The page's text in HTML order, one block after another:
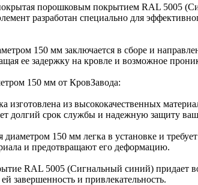
порошковым покрытием RAL 5005
разработан специально для
150 мм заключается в сборе и
ее задержку на кровле и возможное
150 мм от КровЗавода:
изготовлена из высококачественных
долгий срок службы и надежную защиту
диаметром 150 мм легка в установке и
и предотвращают его деформацию.
RAL 5005 (Сигнальный синий)
завершенность и привлекательность.